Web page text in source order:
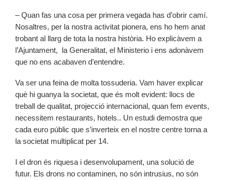
– Quan fas una cosa per primera vegada has d’obrir camí.
Nosaltres, per la nostra activitat pionera, ens ho hem anat
trobant al llarg de tota la nostra història. Ho explicàvem a
l’Ajuntament, la Generalitat, el Ministerio i ens adonàvem
que no ens acabaven d’entendre.
Va ser una feina de molta tossuderia. Vam haver explicar
què hi guanya la societat, que és molt evident: llocs de
treball de qualitat, projecció internacional, quan fem events,
necessitem restaurants, hotels.. Un estudi demostra que
cada euro públic que s’inverteix en el nostre centre torna a
la societat multiplicat per 14.
I el dron és riquesa i desenvolupament, una solució de
futur. Els drons no contaminen, no són intrusius, no són